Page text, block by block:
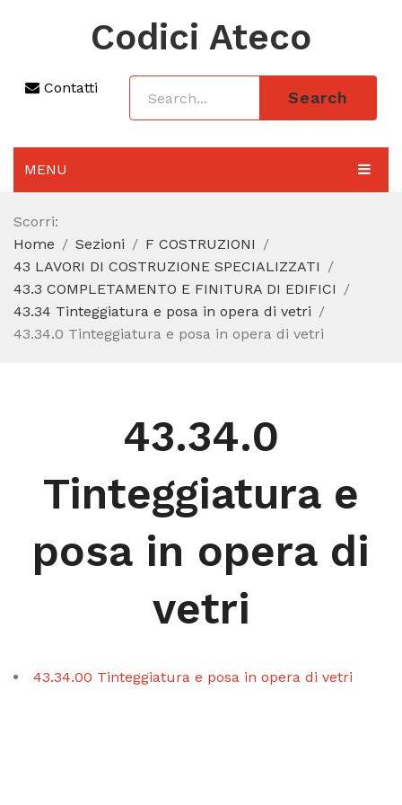
Codici Ateco
Contatti
Search
MENU
AGGIORNAMENTO 2025
SEZIONI
CODICE ATECO A COSA SERVE
REGIME FORFETTARIO
Scorri:
Home
Sezioni
F COSTRUZIONI
43 LAVORI DI COSTRUZIONE SPECIALIZZATI
43.3 COMPLETAMENTO E FINITURA DI EDIFICI
43.34 Tinteggiatura e posa in opera di vetri
43.34.0 Tinteggiatura e posa in opera di vetri
43.34.0
Tinteggiatura e
posa in opera di
vetri
43.34.00 Tinteggiatura e posa in opera di vetri